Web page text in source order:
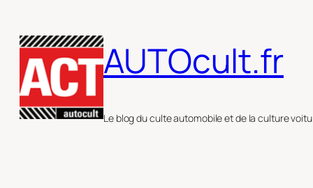
au
contenu
AUTOcult.fr
Le blog du culte automobile et de la culture